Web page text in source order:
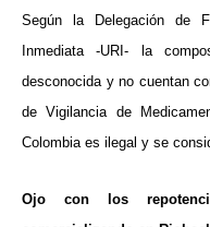
Según la Delegación de
Inmediata -URI- la
desconocida y no cuentan
de Vigilancia de
Colombia es ilegal y se
Ojo con los